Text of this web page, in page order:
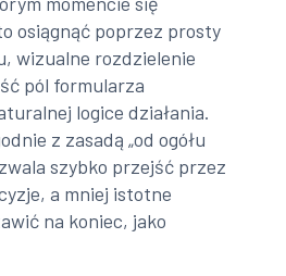
osiągnąć poprzez prosty
wizualne rozdzielenie
pól formularza
logice działania.
z zasadą „od ogółu
szybko przejść przez
a mniej istotne
na koniec, jako